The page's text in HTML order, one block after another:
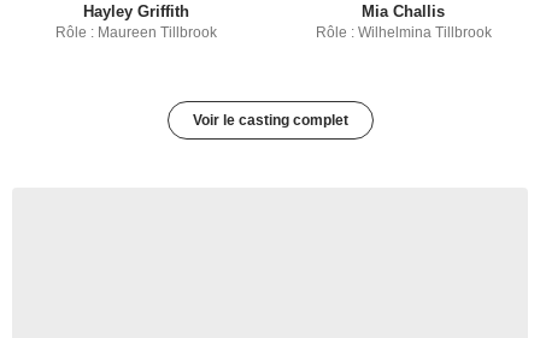
Hayley Griffith
Rôle : Maureen Tillbrook
Mia Challis
Rôle : Wilhelmina Tillbrook
Voir le casting complet